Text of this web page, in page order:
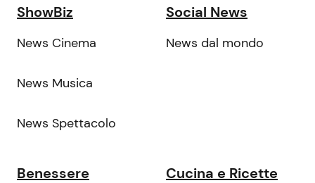
ShowBiz
News Cinema
News Musica
News Spettacolo
Social News
News dal mondo
Benessere Cucina e Ricette